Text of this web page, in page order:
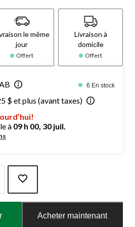
le même
jour
Offert
Livraison à
domicile
Offert
6 En stock
$ et plus (avant taxes)
à 09 h 00, 30 juil.
Acheter maintenant